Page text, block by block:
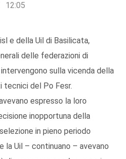
12:05
e della Uil di Basilicata,
delle federazioni di
sulla vicenda della
tecnici del Po Fesr.
espresso la loro
inopportuna della
in pieno periodo
la Uil – continuano – avevano